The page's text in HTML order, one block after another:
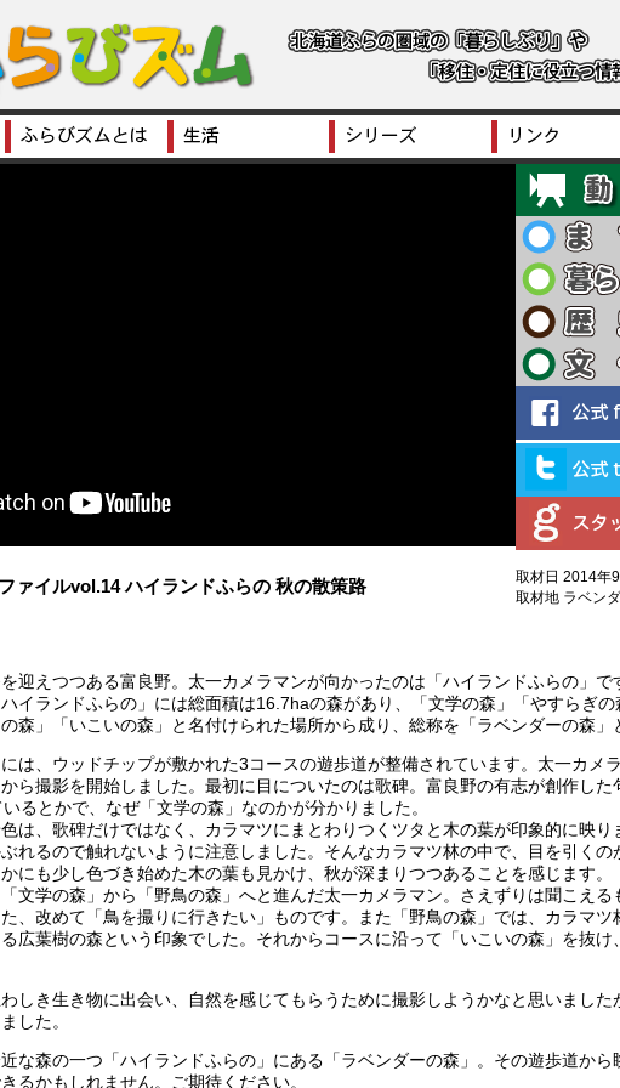
ァイルvol.14 ハイランドふらの 秋の散策路
取材日 2014年
取材地 ラベン
迎えつつある富良野。太一カメラマンが向かったのは「ハイランドふらの」で
イランドふらの」には総面積は16.7haの森があり、「文学の森」「やすらぎ
森」「いこいの森」と名付けられた場所から成り、総称を「ラベンダーの森」
には、ウッドチップが敷かれた3コースの遊歩道が整備されています。太一カメラ
から撮影を開始しました。最初に目についたのは歌碑。富良野の有志が創作した
るとかで、なぜ「文学の森」なのかが分かりました。
は、歌碑だけではなく、カラマツにまとわりつくツタと木の葉が印象的に映り
れるので触れないように注意しました。そんなカラマツ林の中で、目を引くの
にも少し色づき始めた木の葉も見かけ、秋が深まりつつあることを感じます。
文学の森」から「野鳥の森」へと進んだ太一カメラマン。さえずりは聞こえ
、改めて「鳥を撮りに行きたい」ものです。また「野鳥の森」では、カラマツ
広葉樹の森という印象でした。それからコースに沿って「いこいの森」を抜け
しき生き物に出会い、自然を感じてもらうために撮影しようかなと思いました
した。
な森の一つ「ハイランドふらの」にある「ラベンダーの森」。その遊歩道から
るかもしれません。ご期待ください。